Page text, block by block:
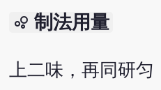
bubble_chart 制法用量
上二味，再同研匀